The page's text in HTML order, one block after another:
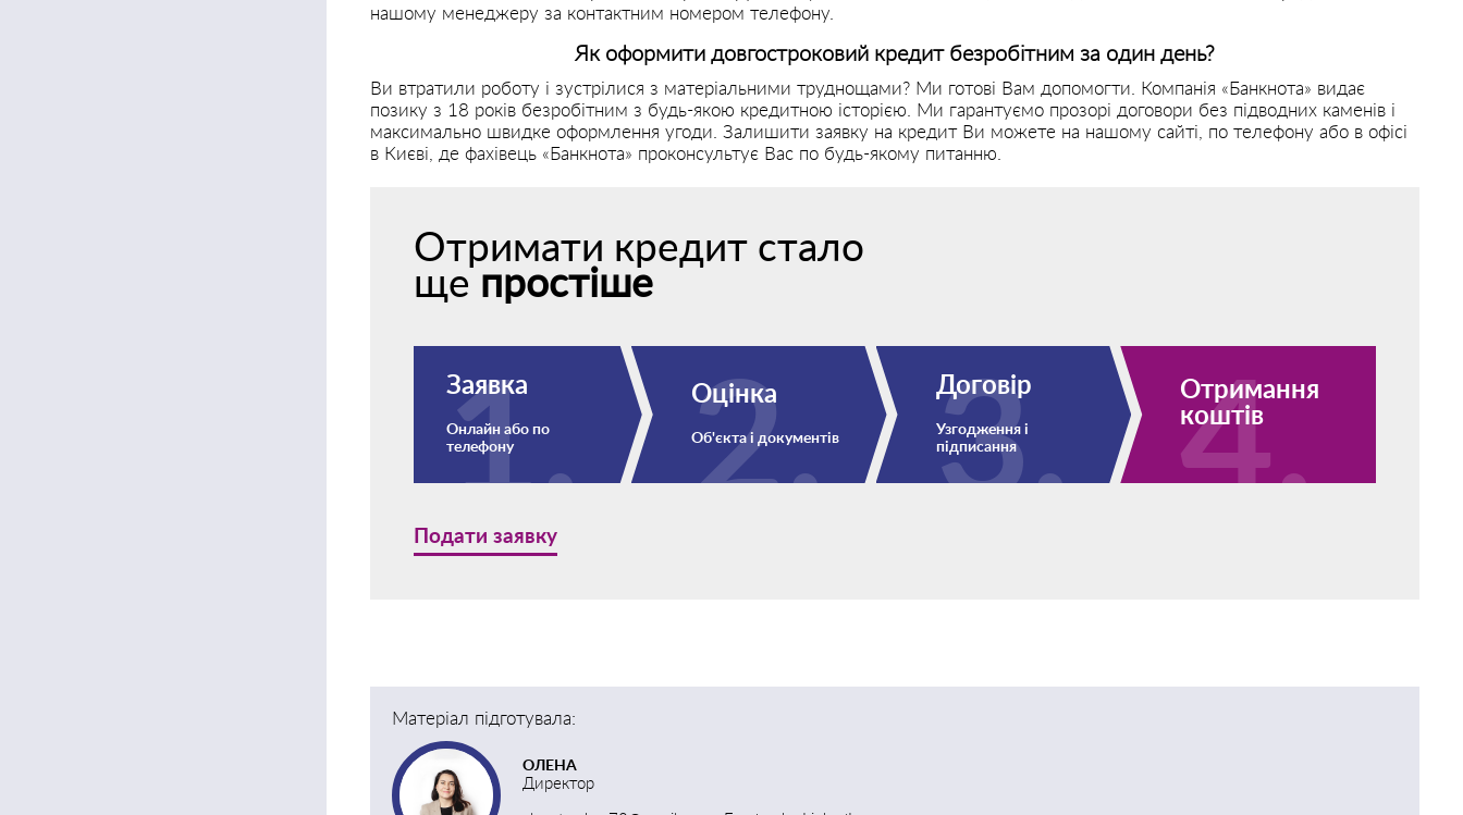
нашому менеджеру за контактним номером телефону.
Як оформити довгостроковий кредит безробітним за один день?
Ви втратили роботу і зустрілися з матеріальними труднощами? Ми готові Вам допомогти. Компанія «Банкнота» видає
позику з 18 років безробітним з будь-якою кредитною історією. Ми гарантуємо прозорі договори без підводних каменів і
максимально швидке оформлення угоди. Залишити заявку на кредит Ви можете на нашому сайті, по телефону або в офісі
в Києві, де фахівець «Банкнота» проконсультує Вас по будь-якому питанню.
Отримати кредит стало
ще простіше
Заявка
Онлайн або по
телефону
Оцінка
Об'єкта і документів
Договір
Узгодження і
підписання
Отримання
коштів
Подати заявку
Матеріал підготувала:
ОЛЕНА
Директор